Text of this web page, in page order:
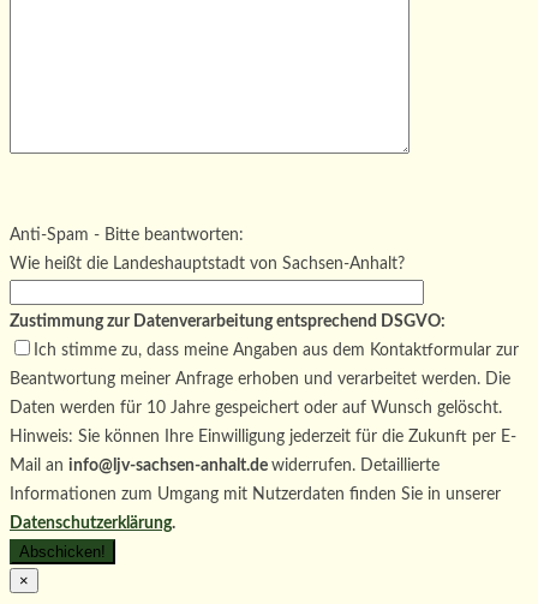
Bitte lasse dieses Feld leer.
Anti-Spam - Bitte beantworten:
Wie heißt die Landeshauptstadt von Sachsen-Anhalt?
Zustimmung zur Datenverarbeitung entsprechend DSGVO:
Ich stimme zu, dass meine Angaben aus dem Kontaktformular zur
Beantwortung meiner Anfrage erhoben und verarbeitet werden. Die
Daten werden für 10 Jahre gespeichert oder auf Wunsch gelöscht.
Hinweis: Sie können Ihre Einwilligung jederzeit für die Zukunft per E-
Mail an info@ljv-sachsen-anhalt.de widerrufen. Detaillierte
Informationen zum Umgang mit Nutzerdaten finden Sie in unserer
Datenschutzerklärung.
×